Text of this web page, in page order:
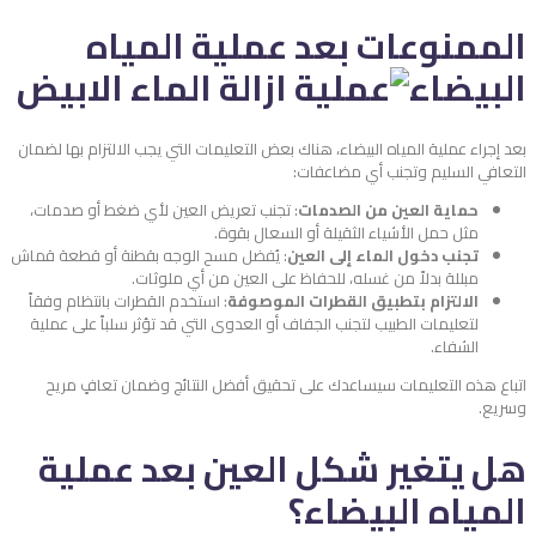
الممنوعات بعد عملية المياه
البيضاء
بعد إجراء عملية المياه البيضاء، هناك بعض التعليمات التي يجب الالتزام بها لضمان
التعافي السليم وتجنب أي مضاعفات:
حماية العين من الصدمات: تجنب تعريض العين لأي ضغط أو صدمات،
مثل حمل الأشياء الثقيلة أو السعال بقوة.
تجنب دخول الماء إلى العين: يُفضل مسح الوجه بقطنة أو قطعة قماش
مبللة بدلاً من غسله، للحفاظ على العين من أي ملوثات.
الالتزام بتطبيق القطرات الموصوفة: استخدم القطرات بانتظام وفقاً
لتعليمات الطبيب لتجنب الجفاف أو العدوى التي قد تؤثر سلباً على عملية
الشفاء.
اتباع هذه التعليمات سيساعدك على تحقيق أفضل النتائج وضمان تعافٍ مريح
وسريع.
هل يتغير شكل العين بعد عملية
المياه البيضاء؟